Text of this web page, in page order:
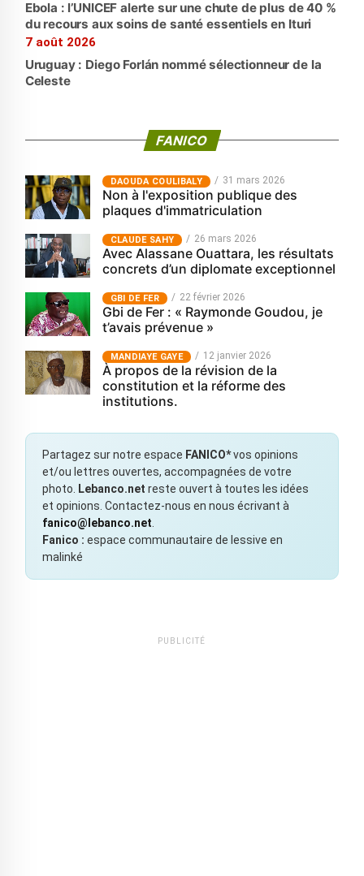
Ebola : l’UNICEF alerte sur une chute de plus de 40 %
du recours aux soins de santé essentiels en Ituri
7 août 2026
Uruguay : Diego Forlán nommé sélectionneur de la
Celeste
FANICO
‎DAOUDA COULIBALY 31 mars 2026
Non à l'exposition publique des
plaques d'immatriculation
CLAUDE SAHY 26 mars 2026
Avec Alassane Ouattara, les résultats
concrets d’un diplomate exceptionnel
GBI DE FER 22 février 2026
Gbi de Fer : « Raymonde Goudou, je
t’avais prévenue »
MANDIAYE GAYE 12 janvier 2026
À propos de la révision de la
constitution et la réforme des
institutions.
Partagez sur notre espace FANICO*vos opinions
et/ou lettres ouvertes, accompagnées de votre
photo.
Lebanco.net reste ouvert à toutes les idées
et opinions. Contactez-nous en nous écrivant à
fanico@lebanco.net
Fanico : espace communautaire de lessive en
malinké
PUBLICITÉ